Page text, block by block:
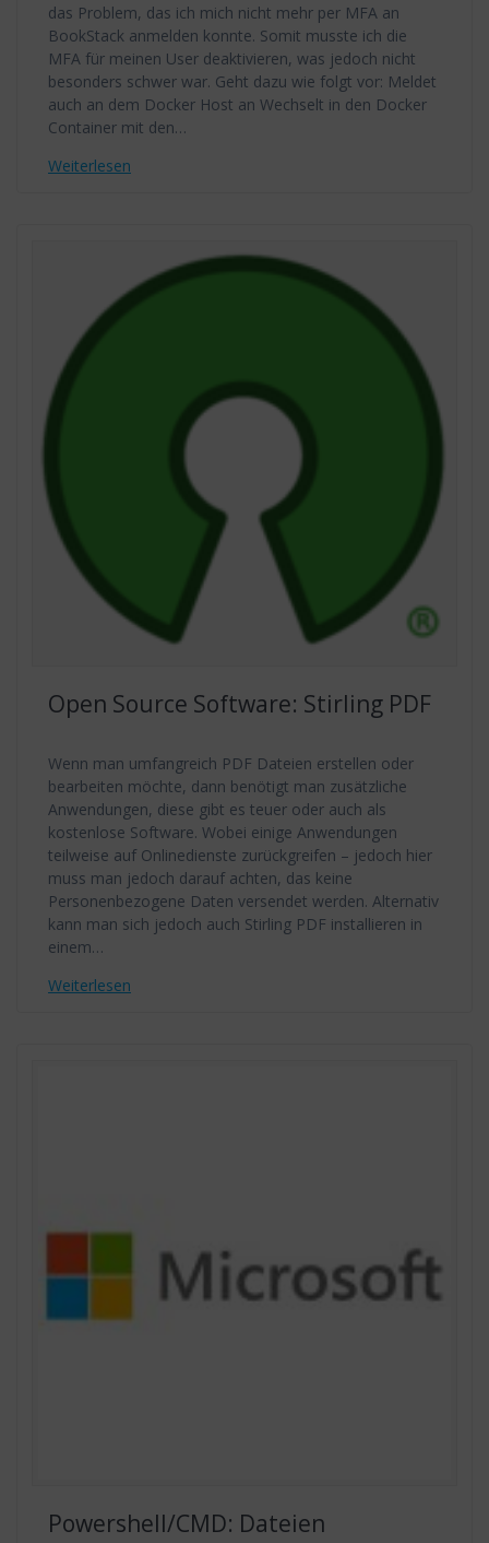
das Problem, das ich mich nicht mehr per MFA an
BookStack anmelden konnte. Somit musste ich die
MFA für meinen User deaktivieren, was jedoch nicht
besonders schwer war. Geht dazu wie folgt vor: Meldet
auch an dem Docker Host an Wechselt in den Docker
Container mit den…
Weiterlesen
Open Source Software: Stirling PDF
Wenn man umfangreich PDF Dateien erstellen oder
bearbeiten möchte, dann benötigt man zusätzliche
Anwendungen, diese gibt es teuer oder auch als
kostenlose Software. Wobei einige Anwendungen
teilweise auf Onlinedienste zurückgreifen – jedoch hier
muss man jedoch darauf achten, das keine
Personenbezogene Daten versendet werden. Alternativ
kann man sich jedoch auch Stirling PDF installieren in
einem…
Weiterlesen
Powershell/CMD: Dateien